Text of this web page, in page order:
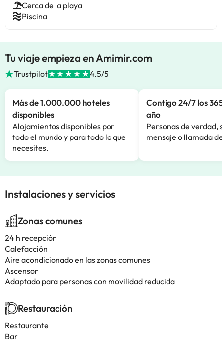
Cerca de la playa
Piscina
Tu viaje empieza en Amimir.com
Trustpilot 4.5/5
Más de 1.000.000 hoteles
disponibles
Alojamientos disponibles por
todo el mundo y para todo lo que
necesites.
Contigo 24/7 los
año
Personas de verdad,
mensaje o llamada
Instalaciones y servicios
Zonas comunes
24 h recepción
Calefacción
Aire acondicionado en las zonas comunes
Ascensor
Adaptado para personas con movilidad reducida
Restauración
Restaurante
Bar